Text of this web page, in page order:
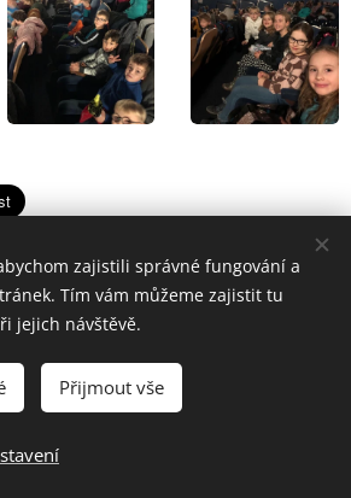
a Mateřská škola Uherský Brod-Havřice,
| Všechna práva vyhrazena.
Cookies
zajistili správné fungování a
Tím vám můžeme zajistit tu
jejich návštěvě.
Přijmout vše